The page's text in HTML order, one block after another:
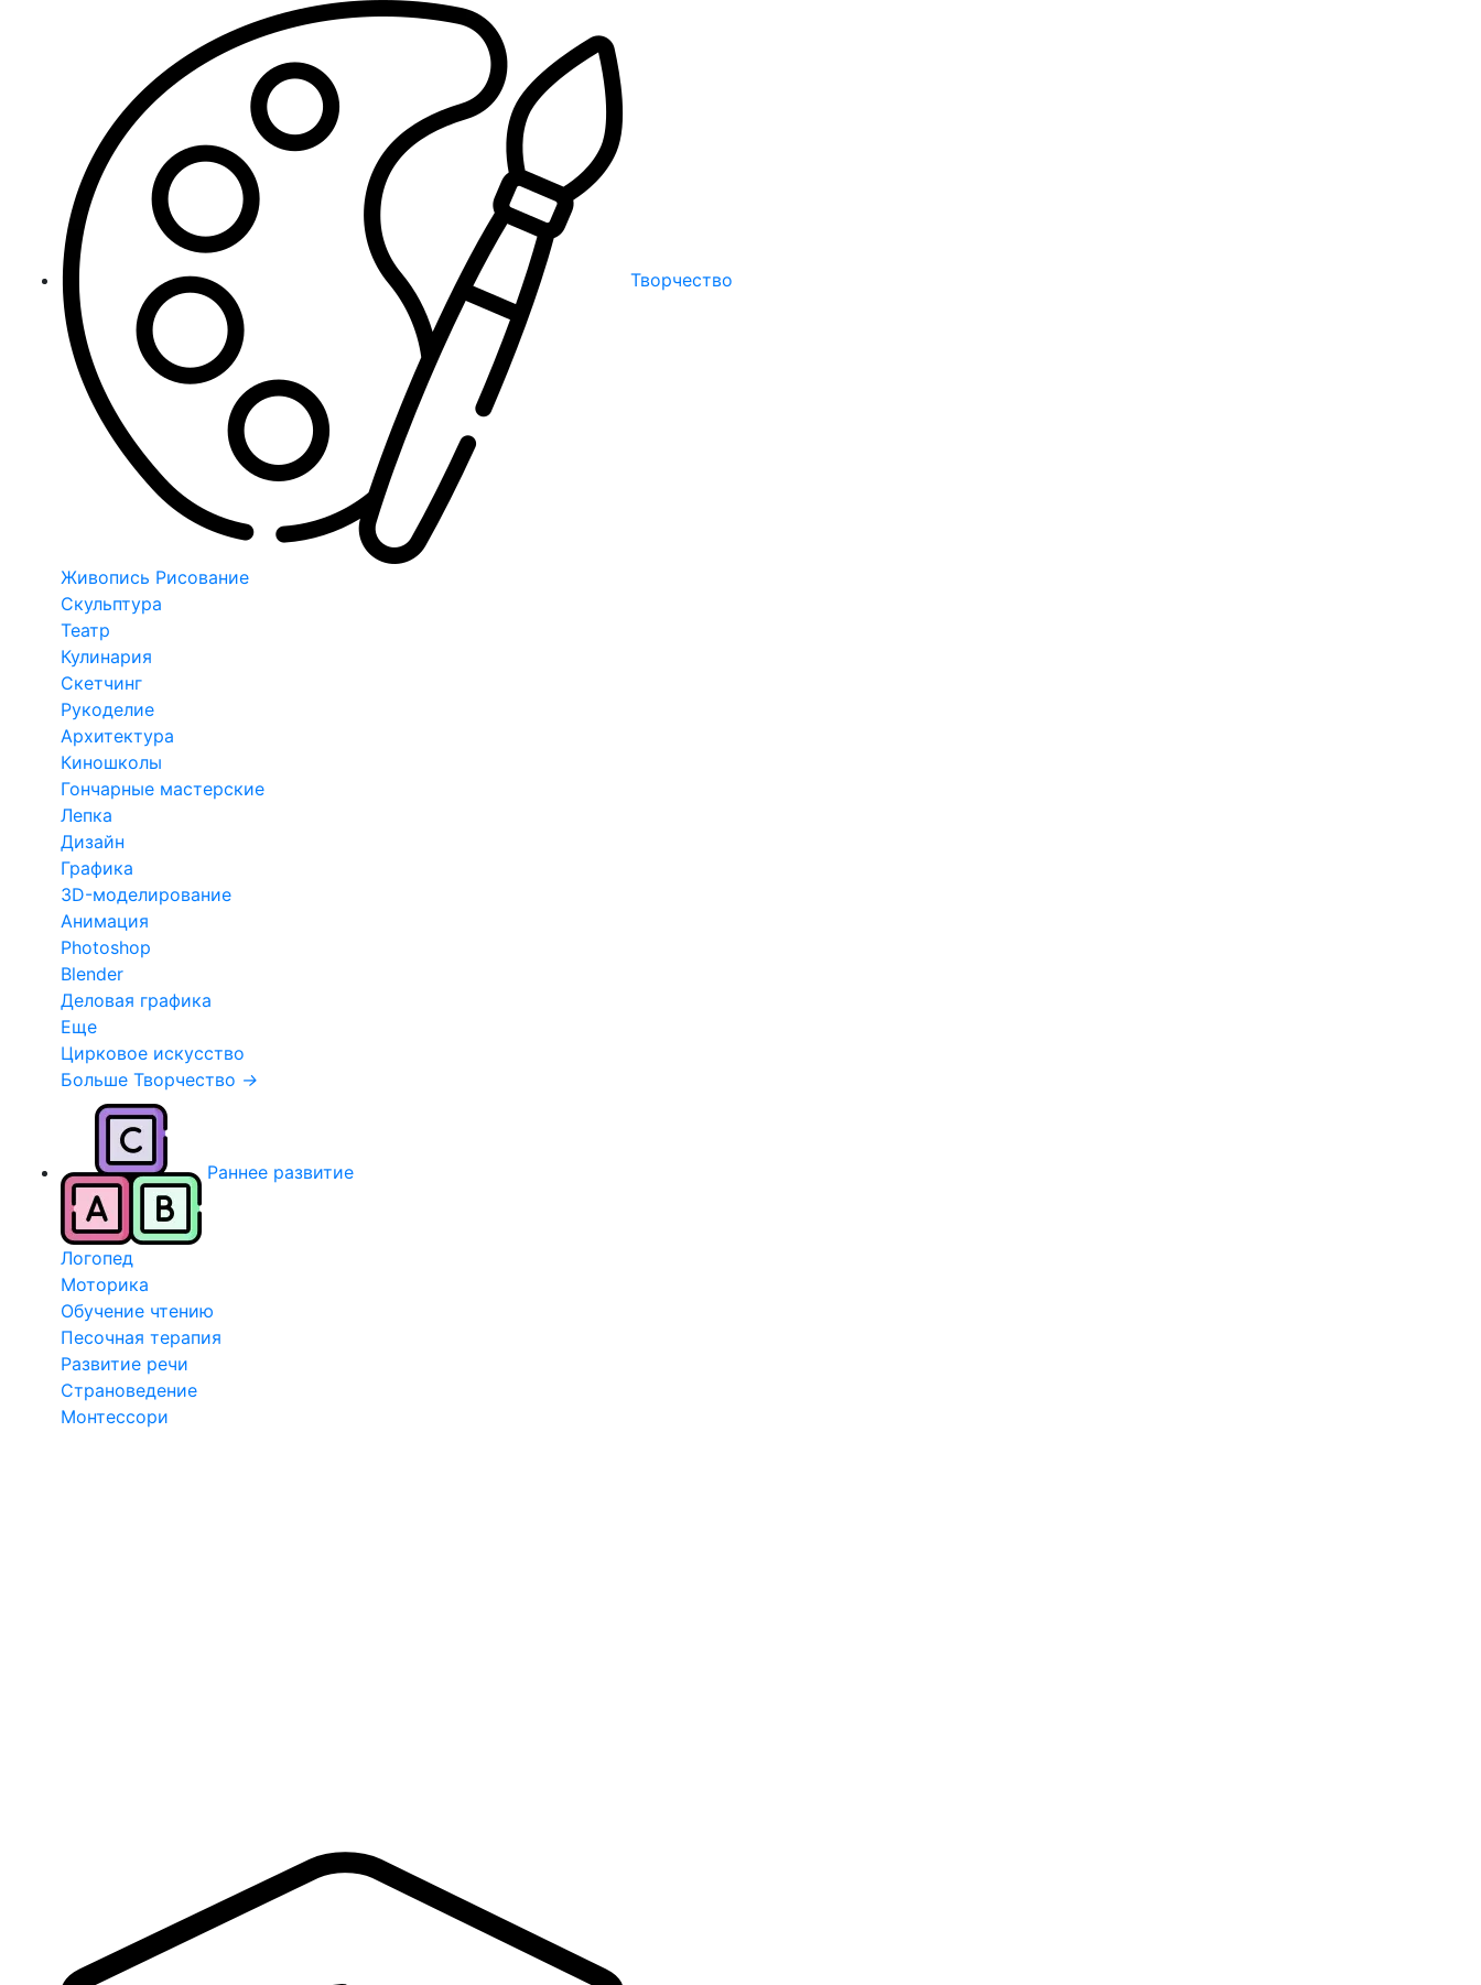
Творчество
Живопись Рисование
Скульптура
Театр
Кулинария
Скетчинг
Рукоделие
Архитектура
Киношколы
Гончарные мастерские
Лепка
Дизайн
Графика
3D-моделирование
Анимация
Photoshop
Blender
Деловая графика
Еще
Цирковое искусство
Больше Творчество →
Раннее развитие
Логопед
Моторика
Обучение чтению
Песочная терапия
Развитие речи
Страноведение
Монтессори